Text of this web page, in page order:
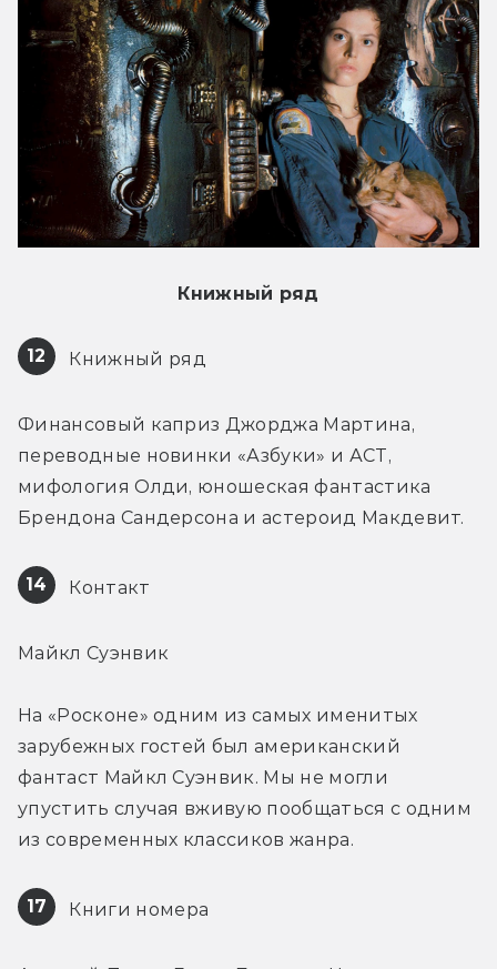
Книжный ряд
12 Книжный ряд
Финансовый каприз Джорджа Мартина,
переводные новинки «Азбуки» и АСТ,
мифология Олди, юношеская фантастика
Брендона Сандерсона и астероид Макдевит.
14 Контакт
Майкл Суэнвик
На «Росконе» одним из самых именитых
зарубежных гостей был американский
фантаст Майкл Суэнвик. Мы не могли
упустить случая вживую пообщаться с одним
из современных классиков жанра.
17 Книги номера